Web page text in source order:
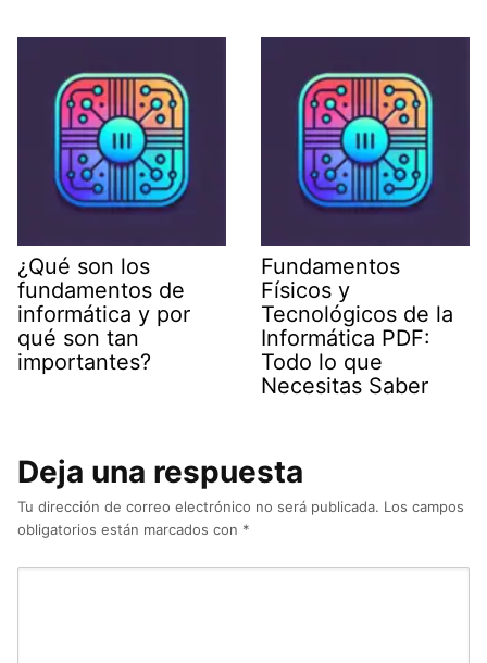
¿Qué son los
fundamentos de
informática y por
qué son tan
importantes?
Fundamentos
Físicos y
Tecnológicos de la
Informática PDF:
Todo lo que
Necesitas Saber
Deja una respuesta
Tu dirección de correo electrónico no será publicada. Los campos
obligatorios están marcados con *